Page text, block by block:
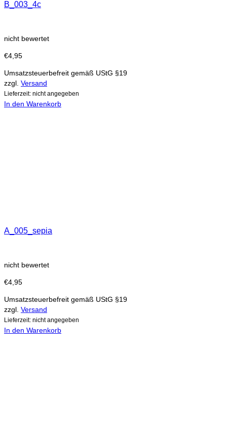
B_003_4c
nicht bewertet
€4,95
Umsatzsteuerbefreit gemäß UStG §19
zzgl. Versand
Lieferzeit: nicht angegeben
In den Warenkorb
A_005_sepia
nicht bewertet
€4,95
Umsatzsteuerbefreit gemäß UStG §19
zzgl. Versand
Lieferzeit: nicht angegeben
In den Warenkorb